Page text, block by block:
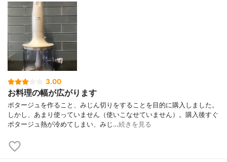
3.00
お料理の幅が広がります
ポタージュを作ること、みじん切りをすることを目的に購入しました。
しかし、あまり使っていません（使いこなせていません）。購入後すぐ
ポタージュ熱が冷めてしまい、みじ…続きを見る